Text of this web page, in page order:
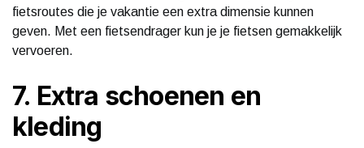
fietsroutes die je vakantie een extra dimensie kunnen
geven. Met een fietsendrager kun je je fietsen gemakkelijk
vervoeren.
7. Extra schoenen en
kleding